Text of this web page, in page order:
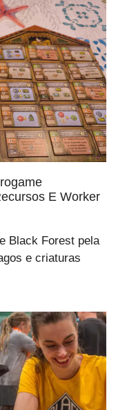
E Worker
Black Forest pela
e criaturas